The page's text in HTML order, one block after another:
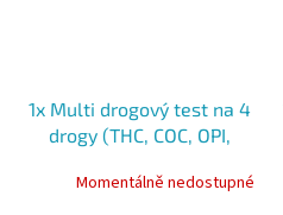
1x Multi drogový test na 4
drogy (THC, COC, OPI,
Momentálně nedostupné